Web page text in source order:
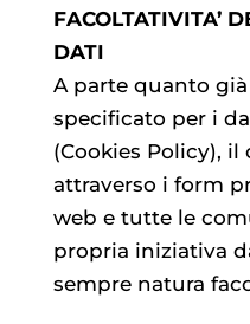
FACOLTATIVITA’
DATI
A parte quanto
specificato per i
(Cookies Policy),
attraverso i form
web e tutte le
propria iniziativa
sempre natura